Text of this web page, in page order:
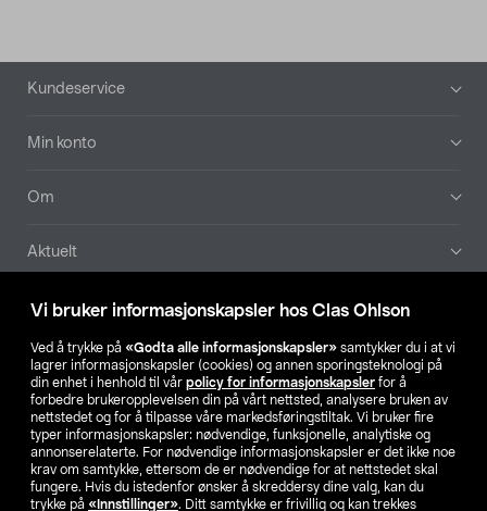
Vi bruker informasjonskapsler hos Clas Ohlson
Ved å trykke på «Godta alle informasjonskapsler» samtykker du i at vi
lagrer informasjonskapsler (cookies) og annen sporingsteknologi på
din enhet i henhold til vår policy for informasjonskapsler for å
forbedre brukeropplevelsen din på vårt nettsted, analysere bruken av
nettstedet og for å tilpasse våre markedsføringstiltak. Vi bruker fire
typer informasjonskapsler: nødvendige, funksjonelle, analytiske og
annonserelaterte. For nødvendige informasjonskapsler er det ikke noe
krav om samtykke, ettersom de er nødvendige for at nettstedet skal
fungere. Hvis du istedenfor ønsker å skreddersy dine valg, kan du
trykke på «Innstillinger». Ditt samtykke er frivillig og kan trekkes
Bunntekst
Kundeservice
Min konto
Om
Aktuelt
Våre selskaper
Finn din butikk
SE NO FI